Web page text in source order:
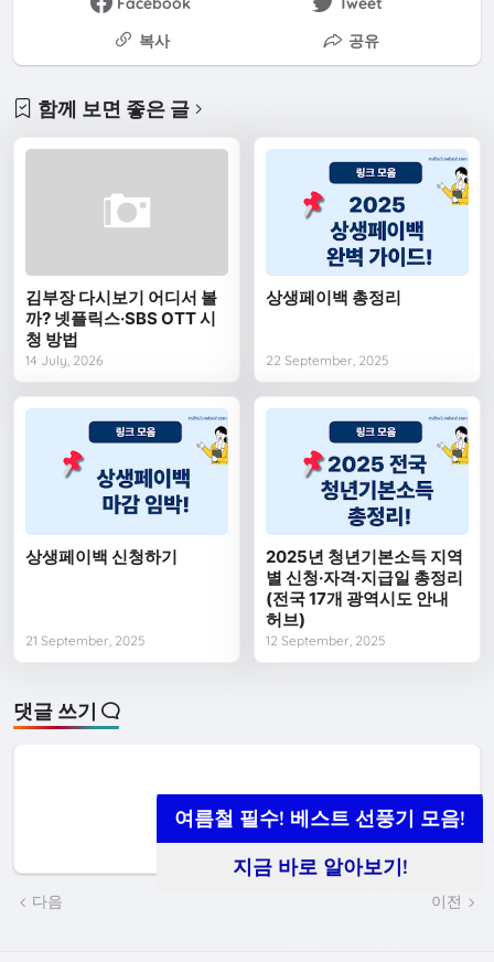
여름철 필수! 베스트 선풍기 모음!
지금 바로 알아보기!
복사
공유
함께 보면 좋은 글
김부장 다시보기 어디서 볼
까? 넷플릭스·SBS OTT 시
청 방법
14 July, 2026
상생페이백 총정리
22 September, 2025
상생페이백 신청하기
21 September, 2025
2025년 청년기본소득 지역
별 신청·자격·지급일 총정리
(전국 17개 광역시도 안내
허브)
12 September, 2025
댓글 쓰기
다음 이전